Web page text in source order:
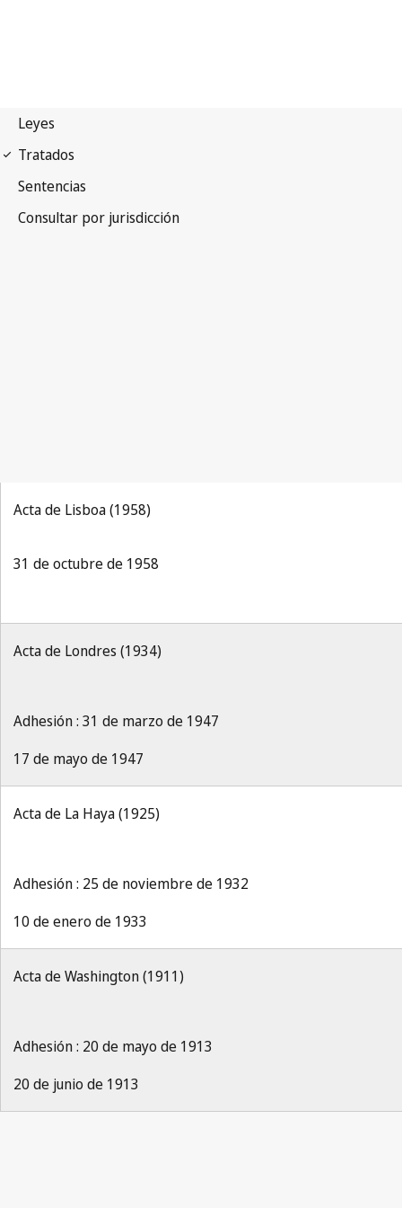
Acta de Lisboa (1958)
31 de octubre de 1958
Acta de Londres (1934)
Adhesión : 31 de marzo de 1947
17 de mayo de 1947
Acta de La Haya (1925)
Adhesión : 25 de noviembre de 1932
10 de enero de 1933
Acta de Washington (1911)
Adhesión : 20 de mayo de 1913
20 de junio de 1913